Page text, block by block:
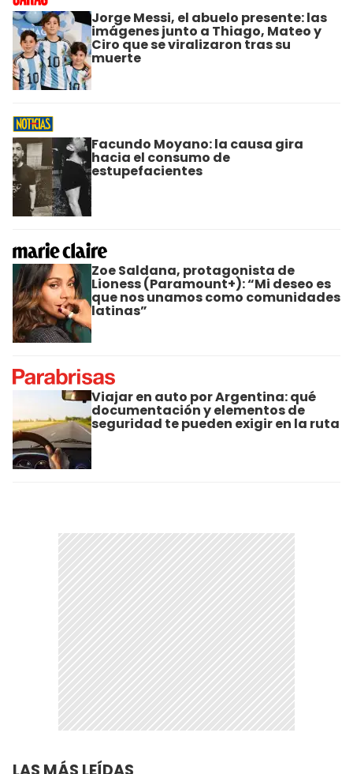
Jorge Messi, el abuelo presente: las
imágenes junto a Thiago, Mateo y
Ciro que se viralizaron tras su
muerte
Facundo Moyano: la causa gira
hacia el consumo de
estupefacientes
Zoe Saldana, protagonista de
Lioness (Paramount+): “Mi deseo es
que nos unamos como comunidades
latinas”
Viajar en auto por Argentina: qué
documentación y elementos de
seguridad te pueden exigir en la ruta